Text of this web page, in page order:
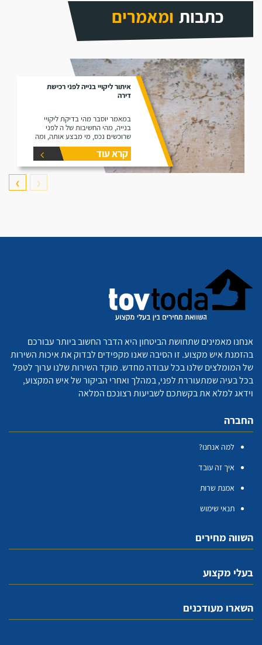
כתבות ומאמרים
איתור ליקויי בנייה לפני רכישת
דירה
במאמר יוסבר מהי בדיקת ליקויי
בנייה, מהי החשיבות של ה לפני
שרוכשים נכס, מי מבצע אותה, ומה
היא כוללת.
קרא עוד
❮
❯
אנחנו מאמינים שתחושת הביטחון היא הדבר החשוב ביותר עבורכם
בהזמנת איש מקצוע. זו הסיבה שאנו מקפידים לבדוק את איכות השירות
של המומלצים שלנו בכל עבודה מחדש. מוקד השירות שלנו ערוך לטפל
בכל בעיה שמתעוררת לפני, במהלך ואחרי הביקור של איש המקצוע,
וידאג למלא את בקשתכם לשביעות רצונכם המלאה
החברה
למה אנחנו?
איך זה עובד
אמנת שרות
תנאי שימוש
השווה מחירים
בעלי מקצוע
השארו מעודכנים